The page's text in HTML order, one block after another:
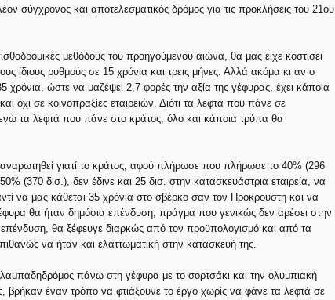
σύγχρονος και αποτελεσματικός δρόμος για τις προκλήσεις του 21ου
μεθόδους του προηγούμενου αιώνα, θα μας είχε κοστίσει
ίδιους ρυθμούς σε 15 χρόνια και τρεις μήνες. Αλλά ακόμα κι αν ο
χρόνια, ώστε να μαζέψει 2,7 φορές την αξία της γέφυρας, έχει κάποια
όχι σε κοινοπραξίες εταιρειών. Διότι τα λεφτά που πάνε σε
τα λεφτά που πάνε στο κράτος, όλο και κάποια τρύπα θα
γιατί το κράτος, αφού πλήρωσε που πλήρωσε το 40% (296
(370 δισ.), δεν έδινε και 25 δισ. στην κατασκευάστρια εταιρεία, να
να μας κάθεται 35 χρόνια στο σβέρκο σαν τον Προκρούστη και να
γέφυρα θα ήταν δημόσια επένδυση, πράγμα που γενικώς δεν αρέσει στην
θα ξέφευγε διαρκώς από τον προϋπολογισμό και από τα
να ήταν και ελαττωματική στην κατασκευή της.
πάνω στη γέφυρα με το σορτσάκι και την ολυμπιακή
βρήκαν έναν τρόπο να φτιάξουνε το έργο χωρίς να φάνε τα λεφτά σε